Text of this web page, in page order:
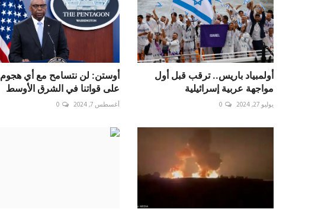
أولمبياد باريس.. ترقب قبل أول
مواجهة عربية إسرائيلية
يوليو 27, 2024 0
أوستن: لن نتسامح مع أي هجوم
على قواتنا في الشرق الأوسط
أغسطس 7, 2024 0